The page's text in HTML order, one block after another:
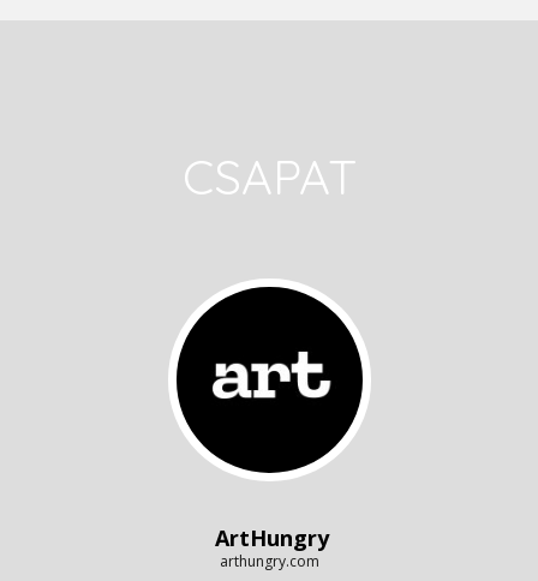
CSAPAT
ArtHungry
arthungry.com